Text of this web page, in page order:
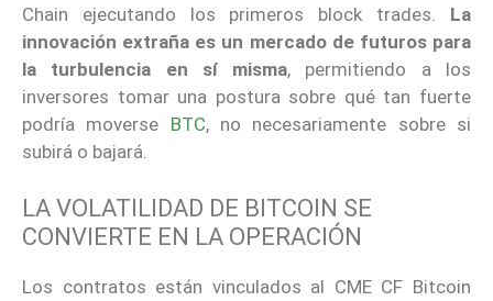
Chain ejecutando los primeros block trades. La
innovación extraña es un mercado de futuros para
la turbulencia en sí misma, permitiendo a los
inversores tomar una postura sobre qué tan fuerte
podría moverse BTC, no necesariamente sobre si
subirá o bajará.
LA VOLATILIDAD DE BITCOIN SE
CONVIERTE EN LA OPERACIÓN
Los contratos están vinculados al CME CF Bitcoin